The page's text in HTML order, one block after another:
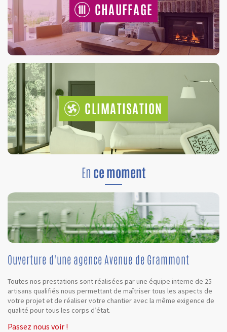
CHAUFFAGE
CLIMATISATION
En ce moment
Ouverture d'une agence Avenue de Grammont
Toutes nos prestations sont réalisées par une équipe interne de 25
artisans qualifiés nous permettant de maîtriser tous les aspects de
votre projet et de réaliser votre chantier avec la même exigence de
qualité pour tous les corps d’état.
Passez nous voir !